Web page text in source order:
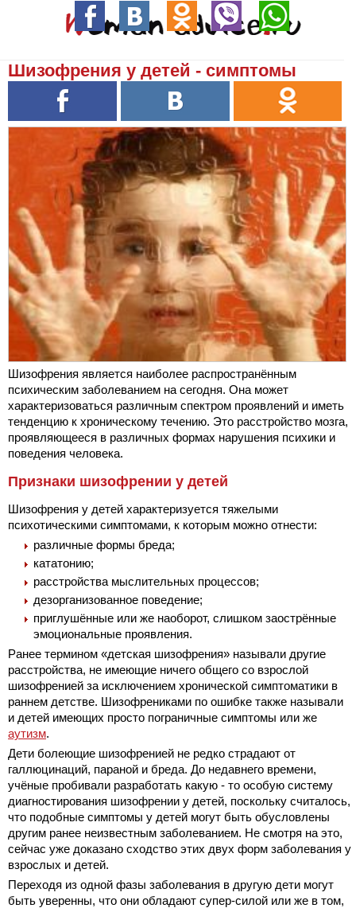
Шизофрения у детей - симптомы
Шизофрения является наиболее распространённым
психическим заболеванием на сегодня. Она может
характеризоваться различным спектром проявлений и иметь
тенденцию к хроническому течению. Это расстройство мозга,
проявляющееся в различных формах нарушения психики и
поведения человека.
Признаки шизофрении у детей
Шизофрения у детей характеризуется тяжелыми
психотическими симптомами, к которым можно отнести:
различные формы бреда;
кататонию;
расстройства мыслительных процессов;
дезорганизованное поведение;
приглушённые или же наоборот, слишком заострённые
эмоциональные проявления.
Ранее термином «детская шизофрения» называли другие
расстройства, не имеющие ничего общего со взрослой
шизофренией за исключением хронической симптоматики в
раннем детстве. Шизофрениками по ошибке также называли
и детей имеющих просто пограничные симптомы или же
аутизм.
Дети болеющие шизофренией не редко страдают от
галлюцинаций, параной и бреда. До недавнего времени,
учёные пробивали разработать какую - то особую систему
диагностирования шизофрении у детей, поскольку считалось,
что подобные симптомы у детей могут быть обусловлены
другим ранее неизвестным заболеванием. Не смотря на это,
сейчас уже доказано сходство этих двух форм заболевания у
взрослых и детей.
Переходя из одной фазы заболевания в другую дети могут
быть уверенны, что они обладают супер-силой или же в том,